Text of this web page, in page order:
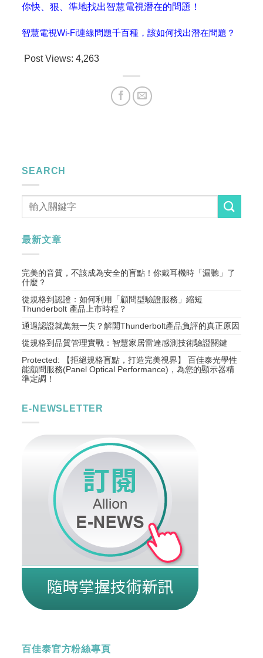
你快、狠、準地找出智慧電視潛在的問題！
智慧電視Wi-Fi連線問題千百種，該如何找出潛在問題？
Post Views:4,263
SEARCH
最新文章
完美的音質，不該成為安全的盲點！你戴耳機時「漏聽」了
什麼？
從規格到認證：如何利用「顧問型驗證服務」縮短
Thunderbolt 產品上市時程？
通過認證就萬無一失？解開Thunderbolt產品負評的真正原因
從規格到品質管理實戰：智慧家居雷達感測技術驗證關鍵
Protected: 【拒絕規格盲點，打造完美視界】 百佳泰光學性
能顧問服務(Panel Optical Performance)，為您的顯示器精
準定調！
E-NEWSLETTER
百佳泰官方粉絲專頁